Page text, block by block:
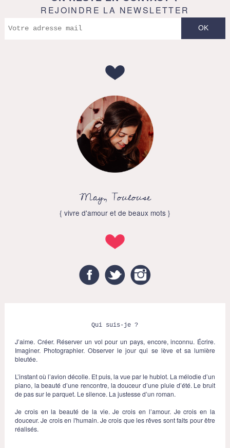
REJOINDRE LA NEWSLETTER
May, Toulouse
{ vivre d'amour et de beaux mots }
FacebookTwitter
Qui suis-je ?
J’aime. Créer. Réserver un vol pour un pays, encore, inconnu. Écrire.
Imaginer. Photographier. Observer le jour qui se lève et sa lumière
bleutée.
L’instant où l’avion décolle. Et puis, la vue par le hublot. La mélodie d’un
piano, la beauté d’une rencontre, la douceur d’une pluie d’été. Le bruit
de pas sur le parquet. Le silence. La justesse d’un roman.
Je crois en la beauté de la vie. Je crois en l’amour. Je crois en la
douceur. Je crois en l'humain. Je crois que les rêves sont faits pour être
réalisés.